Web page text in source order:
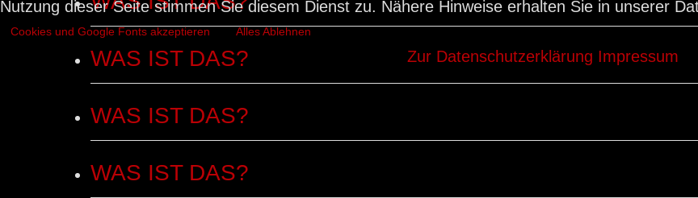
WAS IST DAS?
WAS IST DAS?
WAS IST DAS?
Nutzung dieser Seite stimmen Sie diesem Dienst zu. Nähere Hinweise erhalten Sie in unserer
Cookies und Google Fonts akzeptieren Alles Ablehnen
Zur Datenschutzerklärung Impressum